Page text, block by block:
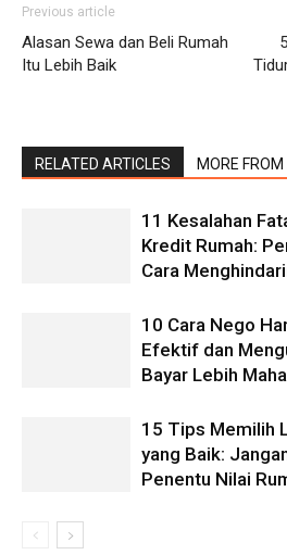
Previous article
Alasan Sewa dan Beli Rumah
Itu Lebih Baik
RELATED ARTICLES MORE
11 Kesalahan
Kredit Rumah:
Cara
10 Cara Nego
Efektif dan
Bayar Lebih
15 Tips Memilih
yang Baik:
Penentu Nilai